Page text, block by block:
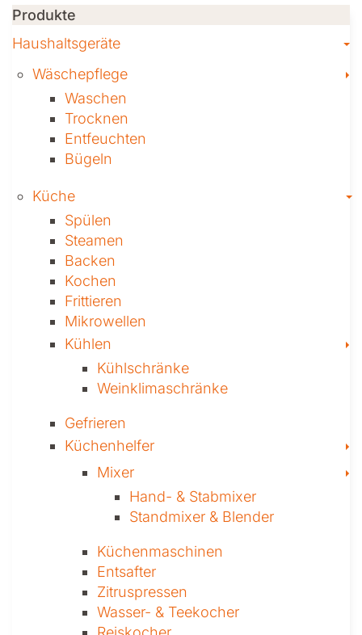
Produkte
Haushaltsgeräte
Wäschepflege
Waschen
Trocknen
Ent­feuch­ten
Bügeln
Küche
Spülen
Steamen
Backen
Kochen
Frittieren
Mikrowellen
Kühlen
Kühl­schränke
Weinklima­schränke
Gefrieren
Küchenhelfer
Mixer
Hand- & ­Stabmixer
Stand­mixer & Blender
Küchen­maschinen
Entsafter
Zitruspressen
Wasser-­ & Teekocher